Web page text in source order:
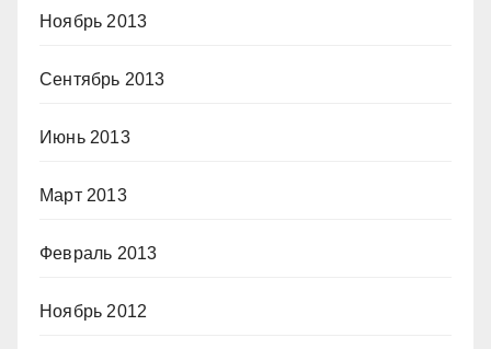
Ноябрь 2013
Сентябрь 2013
Июнь 2013
Март 2013
Февраль 2013
Ноябрь 2012